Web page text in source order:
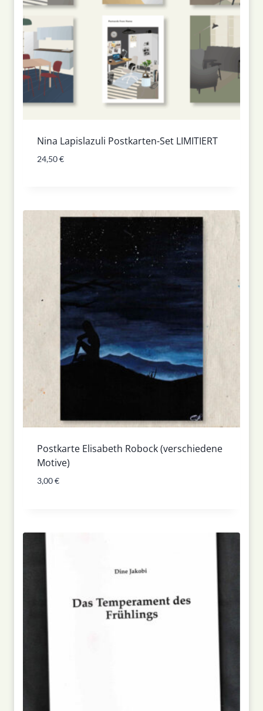
Nina Lapislazuli Postkarten-Set LIMITIERT
24,50€
Postkarte Elisabeth Robock (verschiedene
Motive)
3,00€